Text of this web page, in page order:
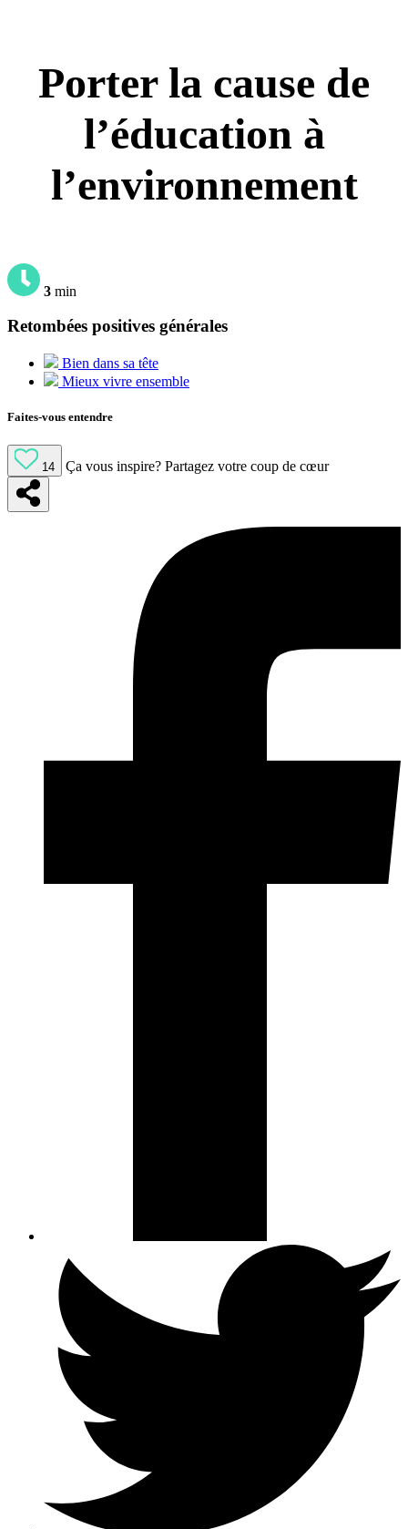
Porter la cause de
l’éducation à
l’environnement
3 min
Retombées positives générales
Bien dans sa tête
Mieux vivre ensemble
Faites-vous entendre
14 Ça vous inspire? Partagez votre coup de cœur